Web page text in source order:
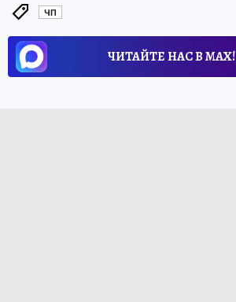
ЧП
ЧИТАЙТЕ НАС В МАХ!